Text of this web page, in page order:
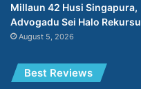
Millaun 42 Husi Singapura,
Advogadu Sei Halo Rekursu
August 5, 2026
Best Reviews